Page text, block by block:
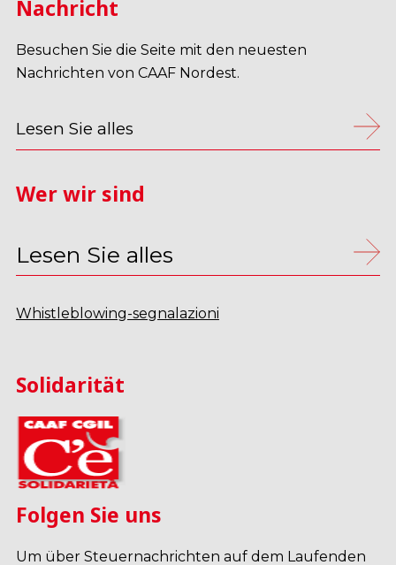
Nachricht
Besuchen Sie die Seite mit den neuesten
Nachrichten von CAAF Nordest.
Lesen Sie alles
Wer wir sind
Lesen Sie alles
Whistleblowing-segnalazioni
Solidarität
Folgen Sie uns
Um über Steuernachrichten auf dem Laufenden